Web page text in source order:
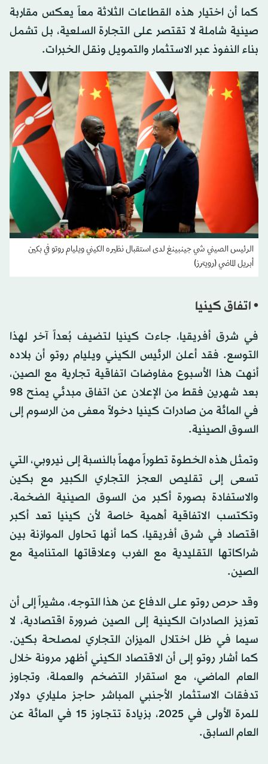
كما أن اختيار هذه القطاعات الثلاثة معاً يعكس مقاربة
صينية شاملة لا تقتصر على التجارة السلعية، بل تشمل
بناء النفوذ عبر الاستثمار والتمويل ونقل الخبرات.
الرئيس الصيني شي جينبينغ لدى استقبال نظيره الكيني ويليام روتو في بكين
أبريل الماضي (رويترز)
• اتفاق كينيا
في شرق أفريقيا، جاءت كينيا لتضيف بُعداً آخر لهذا
التوسع. فقد أعلن الرئيس الكيني ويليام روتو أن بلاده
أنهت هذا الأسبوع مفاوضات اتفاقية تجارية مع الصين،
بعد شهرين فقط من الإعلان عن اتفاق مبدئي يمنح 98
في المائة من صادرات كينيا دخولاً معفى من الرسوم إلى
السوق الصينية.
وتمثل هذه الخطوة تطوراً مهماً بالنسبة إلى نيروبي، التي
تسعى إلى تقليص العجز التجاري الكبير مع بكين
والاستفادة بصورة أكبر من السوق الصينية الضخمة.
وتكتسب الاتفاقية أهمية خاصة لأن كينيا تعد أكبر
اقتصاد في شرق أفريقيا، كما أنها تحاول الموازنة بين
شراكاتها التقليدية مع الغرب وعلاقاتها المتنامية مع
الصين.
وقد حرص روتو على الدفاع عن هذا التوجه، مشيراً إلى أن
تعزيز الصادرات الكينية إلى الصين ضرورة اقتصادية، لا
سيما في ظل اختلال الميزان التجاري لمصلحة بكين.
كما أشار روتو إلى أن الاقتصاد الكيني أظهر مرونة خلال
العام الماضي، مع استقرار التضخم والعملة، وتجاوز
تدفقات الاستثمار الأجنبي المباشر حاجز ملياري دولار
للمرة الأولى في 2025، بزيادة تتجاوز 15 في المائة عن
العام السابق.